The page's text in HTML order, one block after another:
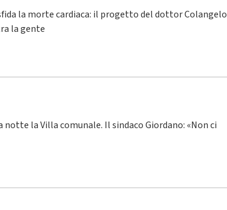
la morte cardiaca: il progetto del dottor Colangelo
la gente
notte la Villa comunale. Il sindaco Giordano: «Non ci